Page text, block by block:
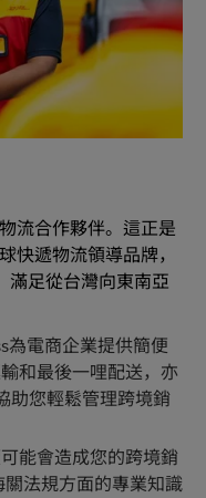
流合作夥伴。這正是
快遞物流領導品牌，
滿足從台灣向東南亞
為電商企業提供簡便
和最後一哩配送，亦
助您輕鬆管理跨境銷
能會造成您的跨境銷
關法規方面的專業知識